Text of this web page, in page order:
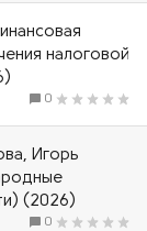
налоговой
0
Игорь
(2026)
0